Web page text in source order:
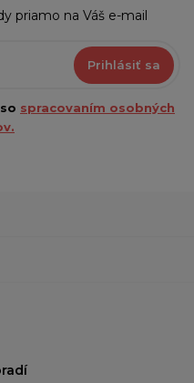
priamo na Váš e-mail
Prihlásiť sa
spracovaním osobných